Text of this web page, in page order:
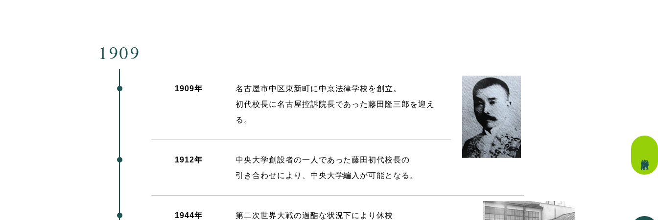
1909年 名古屋市中区東新町に中京法律学校 を創立。
初代校長に名古屋控訴院長であった藤田隆三郎を迎え
る。
1912年
中央大学創設者の一人であった藤田初代校長の
引き合わせにより、中央大学編入が可能となる。
1944年 第二次世界大戦の過酷な状況下により休校